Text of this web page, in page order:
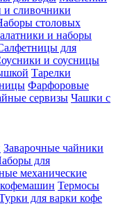
сливочники
столовых
и наборы
для
и соусницы
Тарелки
Фарфоровые
сервизы Чашки с
Заварочные чайники
для
механические
кофемашин Термосы
для варки кофе